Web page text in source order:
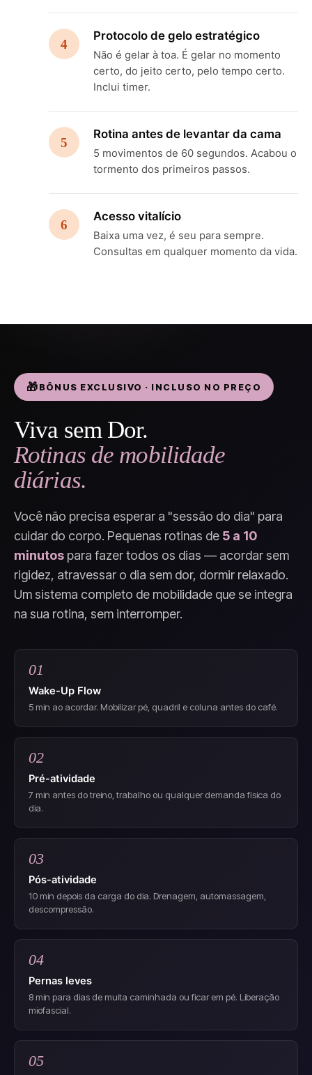
4
Protocolo de gelo estratégico
Não é gelar à toa. É gelar no momento
certo, do jeito certo, pelo tempo certo.
Inclui timer.
5
Rotina antes de levantar da cama
5 movimentos de 60 segundos. Acabou o
tormento dos primeiros passos.
6
Acesso vitalício
Baixa uma vez, é seu para sempre.
Consultas em qualquer momento da vida.
BÔNUS EXCLUSIVO · INCLUSO NO PREÇO
Viva sem Dor.
Rotinas de mobilidade
diárias.
Você não precisa esperar a "sessão do dia" para
cuidar do corpo. Pequenas rotinas de 5 a 10
minutos para fazer todos os dias — acordar sem
rigidez, atravessar o dia sem dor, dormir relaxado.
Um sistema completo de mobilidade que se integra
na sua rotina, sem interromper.
01
Wake-Up Flow
5 min ao acordar. Mobilizar pé, quadril e coluna antes do café.
02
Pré-atividade
7 min antes do treino, trabalho ou qualquer demanda física do
dia.
03
Pós-atividade
10 min depois da carga do dia. Drenagem, automassagem,
descompressão.
04
Pernas leves
8 min para dias de muita caminhada ou ficar em pé. Liberação
miofascial.
05